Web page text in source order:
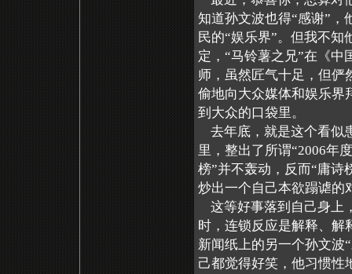
知道孙文波也得“感谢”，
民的“娱乐界”。但我不知
定，“马铃薯之兄”在《
师，虽然匠气十足，但俨
偷地向大众媒体和娱乐界
到大众的口袋里。
去年底，就是这个看似
里，整出了所谓“2006年
榜”并不轰动，反而“庸诗
炒出一个自己本欲蹋谑的
这等好事落到自己身上
时，连锁反应是解释、解
新闻纸上的另一个孙文波
己都觉得好笑，他习惯性